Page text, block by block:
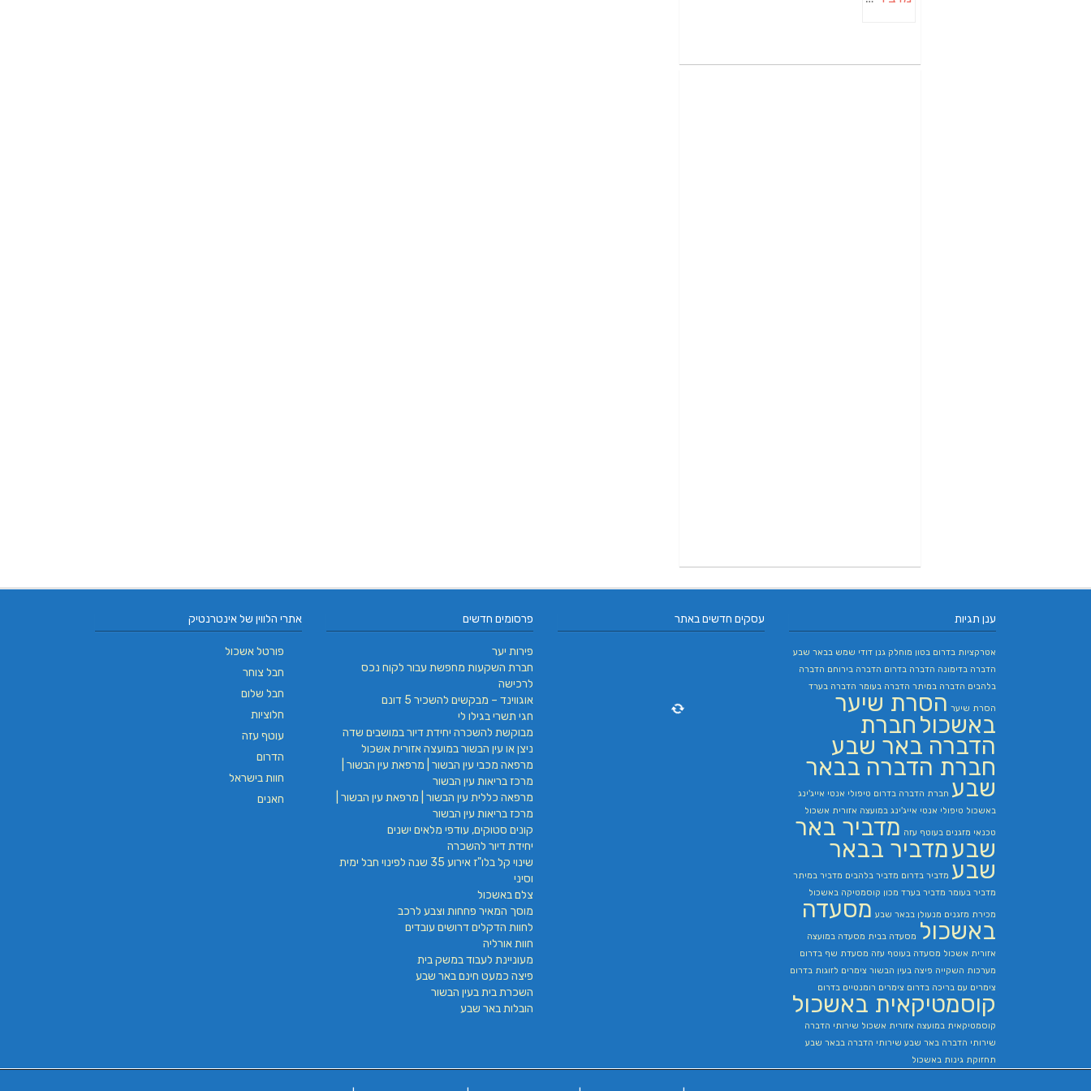
אתרי הלווין של אינטרנטיק
פורטל אשכול
חבל צוחר
חבל שלום
חלוציות
עוטף עזה
הדרום
חוות בישראל
חאנים
פרסומים חדשים
פירות יער
חברת השקעות מחפשת עבור לקוח נכס
לרכישה
אוגווינד – מבקשים להשכיר 5 דונם
חגי תשרי בגילו לי
מבוקשת להשכרה יחידת דיור במושבים שדה
ניצן או עין הבשור במועצה אזורית אשכול
מרפאה מכבי עין הבשור | מרפאת עין הבשור |
מרכז בריאות עין הבשור
מרפאה כללית עין הבשור | מרפאת עין הבשור |
מרכז בריאות עין הבשור
קונים סטוקים, עודפי מלאים ישנים
יחידת דיור להשכרה
שינוי קל בלו"ז אירוע 35 שנה לפינוי חבל ימית
וסיני
צלם באשכול
מוסך המאיר פחחות וצבע לרכב
לחוות הדקלים דרושים עובדים
חוות אורליה
מעוניינת לעבוד במשק בית
פיצה כמעט חינם באר שבע
השכרת בית בעין הבשור
הובלות באר שבע
עסקים חדשים באתר ענן תגיות
אטרקציות בדרום בטון מוחלק גנן דודי שמש בבאר שבע
הדברה בדימונה הדברה בדרום הדברה בירוחם הדברה
בלהבים הדברה במיתר הדברה בעומר הדברה בערד
הסרת שיער הסרת שיער
באשכול חברת
הדברה באר שבע
חברת הדברה בבאר
שבע חברת הדברה בדרום טיפולי אנטי אייג'ינג
באשכול טיפולי אנטי אייג'ינג במועצה אזורית אשכול
טכנאי מזגנים בעוטף עזה מדביר באר
שבעמדביר בבאר
שבע מדביר בדרום מדביר בלהבים מדביר במיתר
מדביר בעומר מדביר בערד מכון קוסמטיקה באשכול
מכירת מזגנים מנעולן בבאר שבע מסעדה
באשכול מסעדה בבית מסעדה במועצה
אזורית אשכול מסעדה בעוטף עזה מסעדת שף בדרום
מערכות השקייה פיצה בעין הבשור צימרים לזוגות בדרום
צימרים עם בריכה בדרום צימרים רומנטיים בדרום
קוסמטיקאית באשכול
קוסמטיקאית במועצה אזורית אשכול שירותי הדברה
שירותי הדברה באר שבע שירותי הדברה בבאר שבע
תחזוקת גינות באשכול